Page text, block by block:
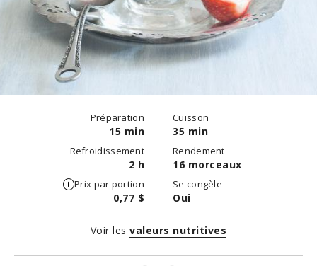
Préparation
15 min
Cuisson
35 min
Refroidissement
2 h
Rendement
16 morceaux
Prix par portion
0,77 $
Se congèle
Oui
Voir les valeurs nutritives